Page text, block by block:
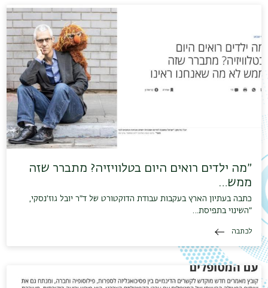
״מה ילדים רואים היום בטלוויזיה? מתברר שזה
ממש…
כתבה בעתיון הארץ בעקבות עבודת הדוקטורט של ד״ר יובל גוז׳נסקי,
״השינוי בתפיסת…
לכתבה